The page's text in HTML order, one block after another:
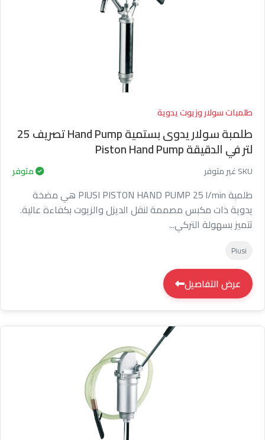
طلمبات سولار وزيوت يدوية
طلمبة سولار يدوى بستمية Hand Pump تصريف 25
لتر في الدقيقة Piston Hand Pump
SKU غير متوفر متوفر
طلمبة PIUSI PISTON HAND PUMP 25 l/min هي مضخة
يدوية ذات مكبس مصممة لنقل الديزل والزيوت بكفاءة عالية.
تتميز بسهولة التركي...
Piusi
عرض التفاصيل